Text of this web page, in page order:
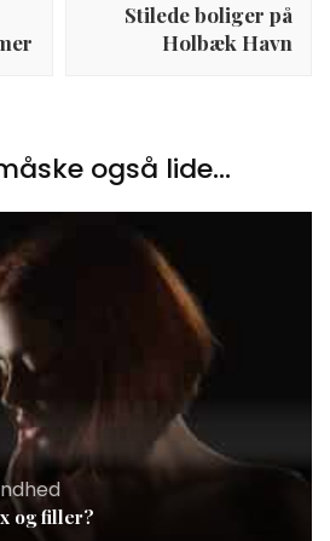
Stilede boliger på
Holbæk Havn
også lide...
og filler?